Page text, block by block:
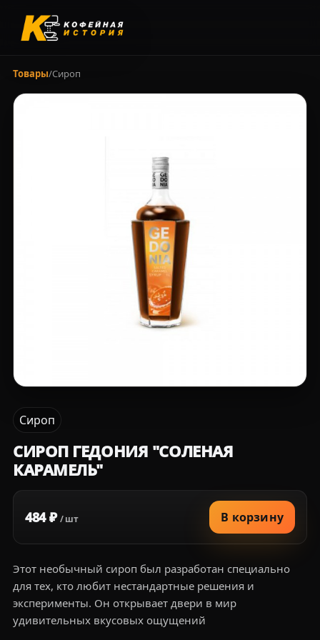
Товары/Сироп
Сироп
СИРОП ГЕДОНИЯ "СОЛЕНАЯ
КАРАМЕЛЬ"
484 ₽/ шт В корзину
Этот необычный сироп был разработан специально
для тех, кто любит нестандартные решения и
эксперименты. Он открывает двери в мир
удивительных вкусовых ощущений